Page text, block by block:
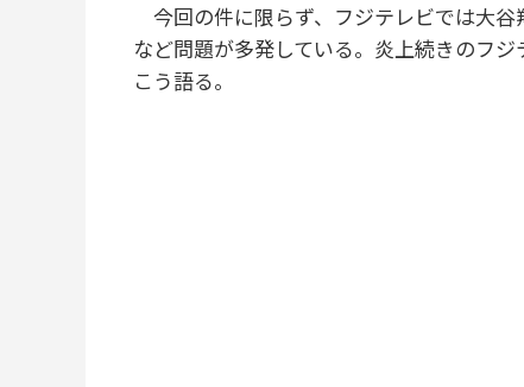
今回の件に限らず、フジテレビでは大
など問題が多発している。炎上続きのフ
こう語る。